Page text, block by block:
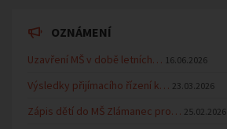
OZNÁMENÍ
Uzavření MŠ v době letních… 16.06.2026
Výsledky přijímacího řízení k… 23.03.2026
Zápis dětí do MŠ Zlámanec pro… 25.02.2026